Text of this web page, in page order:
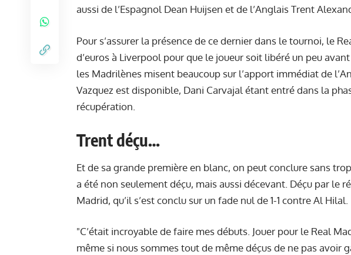
aussi de l’Espagnol Dean Huijsen et de l’Anglais Trent
Pour s’assurer la présence de ce dernier dans le tournoi, le
d’euros à Liverpool pour que le joueur soit libéré un peu
les Madrilènes misent beaucoup sur l’apport immédiat de
Vazquez est disponible, Dani Carvajal étant entré dans la
récupération.
Trent déçu…
Et de sa grande première en blanc, on peut conclure sans
a été non seulement déçu, mais aussi décevant. Déçu par le
Madrid, qu’il s’est conclu sur un fade nul de 1-1 contre Al Hilal.
"C’était incroyable de faire mes débuts. Jouer pour le Real
même si nous sommes tout de même déçus de ne pas avoir